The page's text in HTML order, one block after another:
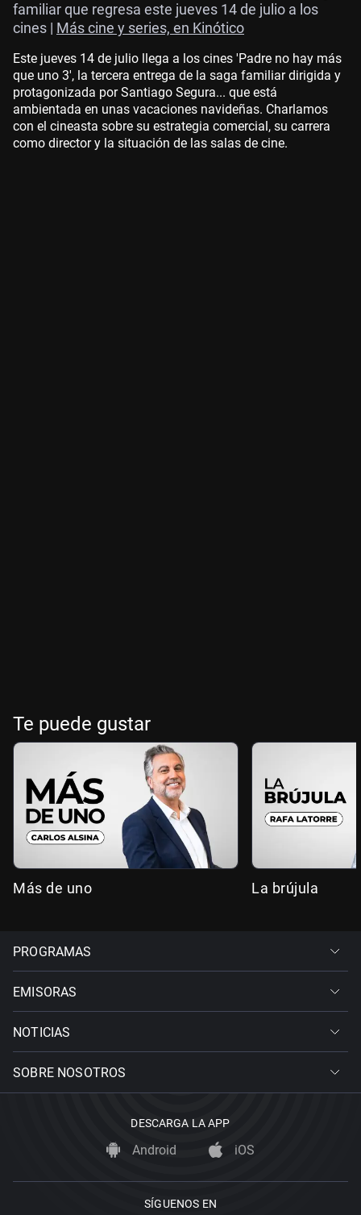
familiar que regresa este jueves 14 de julio a los
cines | Más cine y series, en Kinótico
Este jueves 14 de julio llega a los cines 'Padre no hay más
que uno 3', la tercera entrega de la saga familiar dirigida y
protagonizada por Santiago Segura... que está
ambientada en unas vacaciones navideñas. Charlamos
con el cineasta sobre su estrategia comercial, su carrera
como director y la situación de las salas de cine.
Te puede gustar
Más de uno La brújula
PROGRAMAS
EMISORAS
NOTICIAS
SOBRE NOSOTROS
DESCARGA LA APP
Android iOS
SÍGUENOS EN